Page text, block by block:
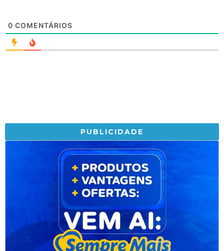
0 COMENTÁRIOS
PUBLICIDADE